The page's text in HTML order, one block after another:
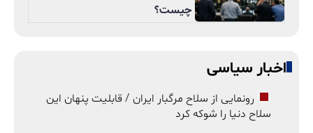
چیست؟
اخبار سیاسی
رونمایی از سلاح مرگبار ایران / قابلیت پنهان این
سلاح دنیا را شوکه کرد